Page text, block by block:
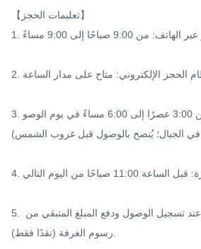
【تعليمات الحجز】
1. مواعيد الحجز عبر الهاتف: من 9:00 صباحًا إلى 9:00 مساءً.
2. نظام الحجز الإلكتروني: متاح على مدار الساعة.
3. وقت تسجيل الوصول: من 3:00 عصرًا إلى 6:00 مساءً في يوم الوصو
في الجبال؛ يُنصح بالوصول قبل غروب الشمس).
4. وقت تسجيل المغادرة: قبل الساعة 11:00 صباحًا من اليوم التالي.
5. يرجى إبراز بطاقة هويتكم عند تسجيل الوصول ودفع المبلغ المتبقي من
رسوم الغرفة (نقدًا فقط).